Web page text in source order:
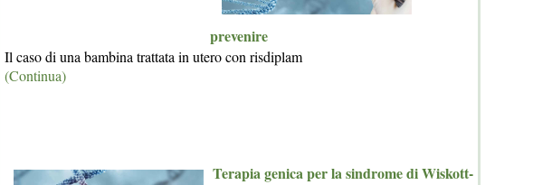
prevenire
Il caso di una bambina trattata in utero con risdiplam
(Continua)
Terapia genica per la sindrome di Wiskott-